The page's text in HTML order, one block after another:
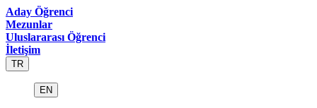
Aday Öğrenci
Mezunlar
Uluslararası Öğrenci
İletişim
TR
EN